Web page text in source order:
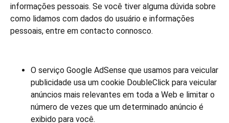
informações pessoais. Se você tiver alguma dúvida sobre
como lidamos com dados do usuário e informações
pessoais, entre em contacto connosco.
O serviço Google AdSense que usamos para veicular
publicidade usa um cookie DoubleClick para veicular
anúncios mais relevantes em toda a Web e limitar o
número de vezes que um determinado anúncio é
exibido para você.